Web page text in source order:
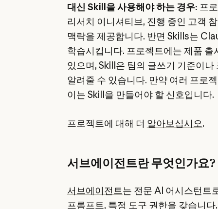
대신 Skill을 사용해야 하는 경우: 프
리서치 이니셔티브, 진행 중인 고객
맥락을 제공합니다. 반면 Skills는
학습시킵니다. 프로젝트에는 제품
있으며, Skill은 팀의 글쓰기 기준이
알려줄 수 있습니다. 만약 여러 프로
이는 Skill을 만들어야 할 신호입니다.
프로젝트에 대해 더 알아보십시오.
서브에이전트란 무엇인가요?
서브에이전트는 전문 AI 어시스턴트
프롬프트, 특정 도구 권한을 갖습니